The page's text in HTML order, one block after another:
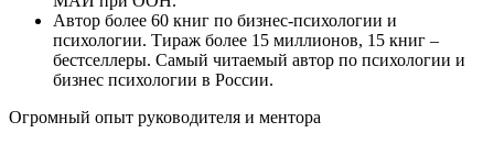
Автор более 60 книг по бизнес-психологии и
психологии. Тираж более 15 миллионов, 15 книг –
бестселлеры. Самый читаемый автор по психологии и
бизнес психологии в России.
Огромный опыт руководителя и ментора